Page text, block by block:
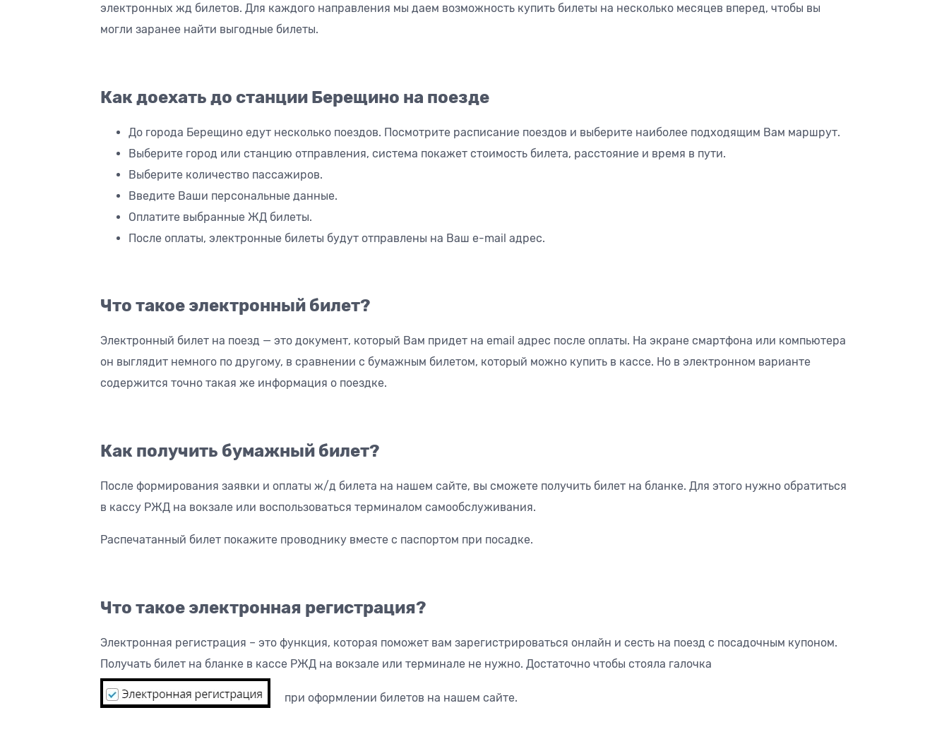
электронных жд билетов. Для каждого направления мы даем возможность купить билеты на несколько месяцев вперед, чтобы вы
могли заранее найти выгодные билеты.
Как доехать до станции Берещино на поезде
До города Берещино едут несколько поездов. Посмотрите расписание поездов и выберите наиболее подходящим Вам маршрут.
Выберите город или станцию отправления, система покажет стоимость билета, расстояние и время в пути.
Выберите количество пассажиров.
Введите Ваши персональные данные.
Оплатите выбранные ЖД билеты.
После оплаты, электронные билеты будут отправлены на Ваш e-mail адрес.
Что такое электронный билет?
Электронный билет на поезд — это документ, который Вам придет на email адрес после оплаты. На экране смартфона или компьютера
он выглядит немного по другому, в сравнении с бумажным билетом, который можно купить в кассе. Но в электронном варианте
содержится точно такая же информация о поездке.
Как получить бумажный билет?
После формирования заявки и оплаты ж/д билета на нашем сайте, вы сможете получить билет на бланке. Для этого нужно обратиться
в кассу РЖД на вокзале или воспользоваться терминалом самообслуживания.
Распечатанный билет покажите проводнику вместе с паспортом при посадке.
Что такое электронная регистрация?
Электронная регистрация – это функция, которая поможет вам зарегистрироваться онлайн и сесть на поезд с посадочным купоном.
Получать билет на бланке в кассе РЖД на вокзале или терминале не нужно. Достаточно чтобы стояла галочка
при оформлении билетов на нашем сайте.